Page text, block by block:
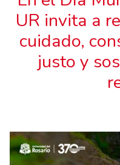
UR invita a
cuidado,
justo y